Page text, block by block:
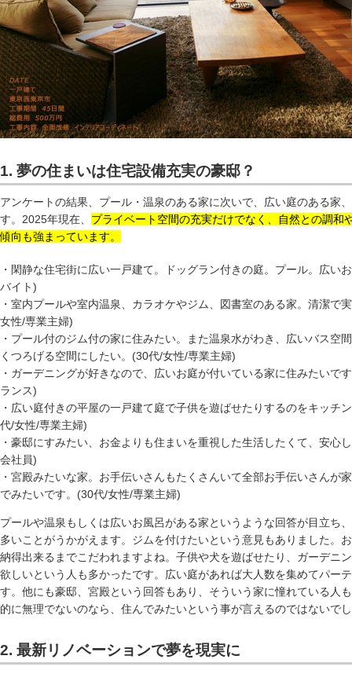
1. 夢の住まいは住宅設備充実の豪邸？
アンケートの結果、プール・温泉のある家に次いで、広い庭のある家
す。2025年現在、 プライベート空間の充実だけでなく、自然との調和
傾向も強まっています。
・閑静な住宅街に広い一戸建て。ドッグラン付きの庭。プール。広い
バイト)
・室内プールや室内温泉、カラオケやジム、図書室のある家。清潔で
女性/専業主婦)
・プール付のジム付の家に住みたい。また温泉水がわき、広いバス空
くつろげる空間にしたい。(30代/女性/専業主婦)
・ガーデニングが好きなので、広いお庭が付いている家に住みたいで
ランス)
・広い庭付きの平屋の一戸建て庭で子供を遊ばせたりするのをキッチ
代/女性/専業主婦)
・豪邸にすみたい、お金よりも住まいを重視した生活したくて、安心
会社員)
・宮殿みたいな家。お手伝いさんもたくさんいて全部お手伝いさんが
でみたいです。(30代/女性/専業主婦)
プールや温泉もしくは広いお風呂がある家というような回答が目立ち
多いことがうかがえます。ジムを付けたいという意見もありました。
納得出来るまでこだわれますよね。子供や犬を遊ばせたり、ガーデニ
欲しいという人も多かったです。広い庭があれば大人数を集めてパー
す。他にも豪邸、宮殿という回答もあり、そういう家に憧れている人
的に無理でないのなら、住んでみたいという事が言えるのではないで
2. 最新リノベーションで夢を現実に